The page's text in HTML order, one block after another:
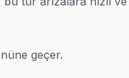
geçer.